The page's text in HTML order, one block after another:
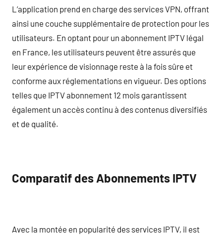
L’application prend en charge des services VPN, offrant
ainsi une couche supplémentaire de protection pour les
utilisateurs. En optant pour un abonnement IPTV légal
en France, les utilisateurs peuvent être assurés que
leur expérience de visionnage reste à la fois sûre et
conforme aux réglementations en vigueur. Des options
telles que IPTV abonnement 12 mois garantissent
également un accès continu à des contenus diversifiés
et de qualité.
Comparatif des Abonnements IPTV
Avec la montée en popularité des services IPTV, il est